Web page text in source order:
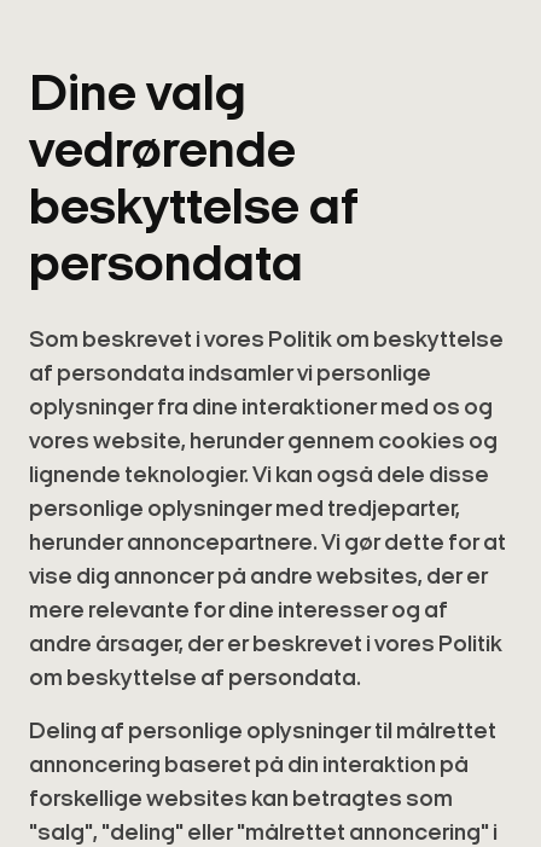
Dine valg
vedrørende
beskyttelse af
persondata
Som beskrevet i vores Politik om beskyttelse
af persondata indsamler vi personlige
oplysninger fra dine interaktioner med os og
vores website, herunder gennem cookies og
lignende teknologier. Vi kan også dele disse
personlige oplysninger med tredjeparter,
herunder annoncepartnere. Vi gør dette for at
vise dig annoncer på andre websites, der er
mere relevante for dine interesser og af
andre årsager, der er beskrevet i vores Politik
om beskyttelse af persondata.
Deling af personlige oplysninger til målrettet
annoncering baseret på din interaktion på
forskellige websites kan betragtes som
"salg", "deling" eller "målrettet annoncering" i